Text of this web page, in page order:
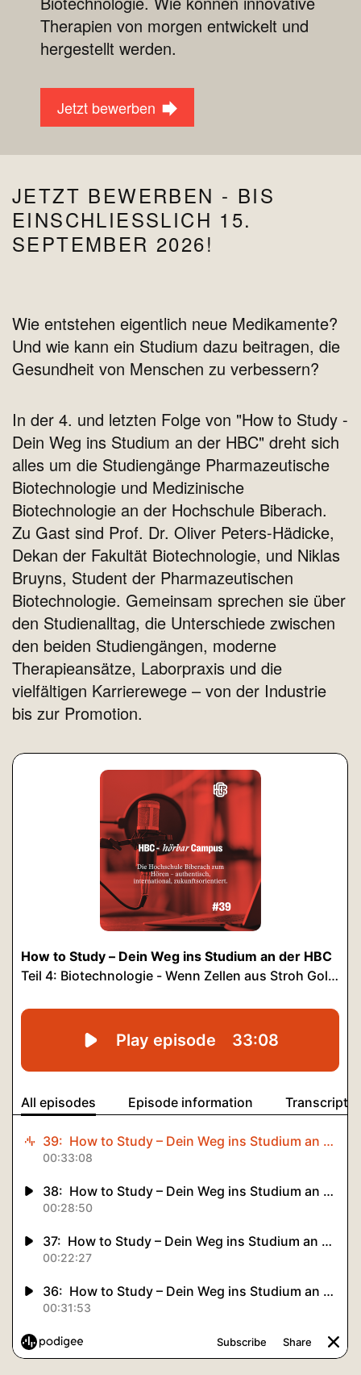
Therapien von morgen entwickelt und
hergestellt werden.
Jetzt bewerben
JETZT BEWERBEN - BIS
EINSCHLIESSLICH 15. S
EPTEMBER 2026!
Wie entstehen eigentlich neue Medikamente?
Und wie kann ein Studium dazu beitragen, die
Gesundheit von Menschen zu verbessern?
In der 4. und letzten Folge von "How to Study -
Dein Weg ins Studium an der HBC" dreht sich
alles um die Studiengänge Pharmazeutische
Biotechnologie und Medizinische
Biotechnologie an der Hochschule Biberach.
Zu Gast sind Prof. Dr. Oliver Peters-Hädicke,
Dekan der Fakultät Biotechnologie, und Niklas
Bruyns, Student der Pharmazeutischen
Biotechnologie. Gemeinsam sprechen sie über
den Studienalltag, die Unterschiede zwischen
den beiden Studiengängen, moderne
Therapieansätze, Laborpraxis und die
vielfältigen Karrierewege – von der Industrie
bis zur Promotion.